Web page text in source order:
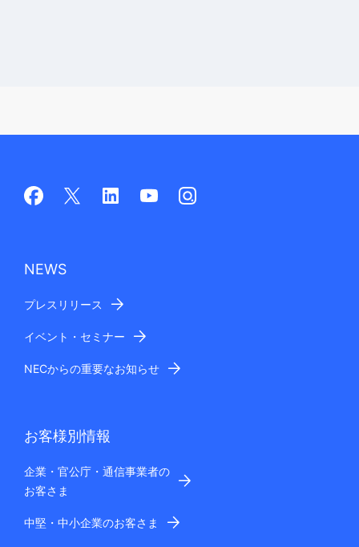
NEWS
プレスリリース
イベント・セミナー
NECからの重要なお知らせ
お客様別情報
企業・官公庁・通信事業者の
お客さま
中堅・中小企業のお客さま